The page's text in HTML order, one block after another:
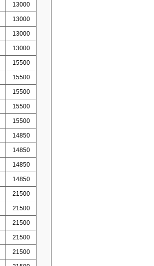
13000
13000
13000
13000
15500
15500
15500
15500
15500
14850
14850
14850
14850
21500
21500
21500
21500
21500